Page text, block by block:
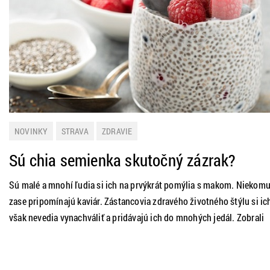
NOVINKY STRAVA ZDRAVIE
Sú chia semienka skutočný zázrak?
Sú malé a mnohí ľudia si ich na prvýkrát pomýlia s makom.
zase pripomínajú kaviár. Zástancovia zdravého životného štýlu si
však nevedia vynachváliť a pridávajú ich do mnohých jedál. Zobrali